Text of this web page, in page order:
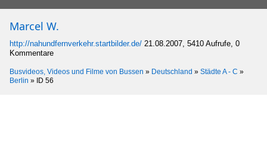
Marcel W.
http://nahundfernverkehr.startbilder.de/ 21.08.2007, 5410 Aufrufe, 0
Kommentare
Busvideos, Videos und Filme von Bussen » Deutschland » Städte A - C »
Berlin » ID 56